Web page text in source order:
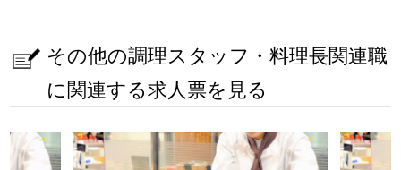
その他の調理スタッフ・料理長関連職
に関連する求人票を見る